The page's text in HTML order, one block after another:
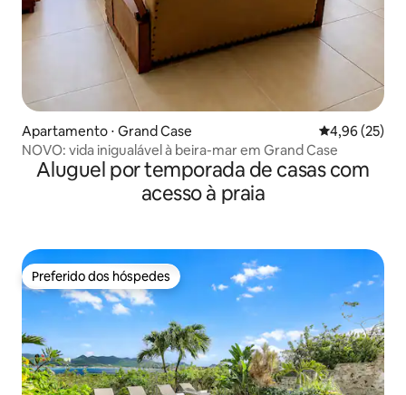
Apartamento ⋅ Grand Case 4,96 de uma
4,96 (25)
NOVO: vida inigualável à beira-mar em Grand Case
Aluguel por temporada de casas com
acesso à praia
Preferido dos hóspedes
Preferido dos hóspedes